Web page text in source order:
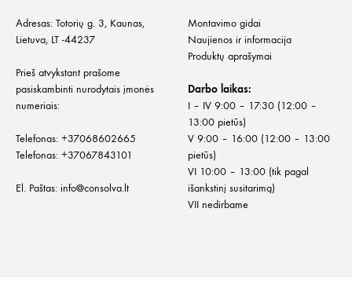
Adresas: Totorių g. 3, Kaunas,
Lietuva, LT -44237
Prieš atvykstant prašome
pasiskambinti nurodytais įmonės
numeriais:
Telefonas: +37068602665
Telefonas: +37067843101
El. Paštas: info@consolva.lt
Montavimo gidai
Naujienos ir informacija
Produktų aprašymai
Darbo laikas:
I – IV 9:00 – 17:30 (12:00 –
13:00 pietūs)
V 9:00 – 16:00 (12:00 – 13:00
pietūs)
VI 10:00 – 13:00 (tik pagal
išankstinį susitarimą)
VII nedirbame